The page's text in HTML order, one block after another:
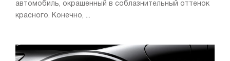
автомобиль, окрашенный в соблазнительный оттенок
красного. Конечно, ...